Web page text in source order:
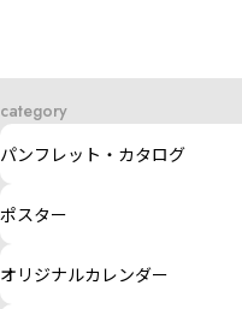
category
パンフレット・カタログ
ポスター
オリジナルカレンダー